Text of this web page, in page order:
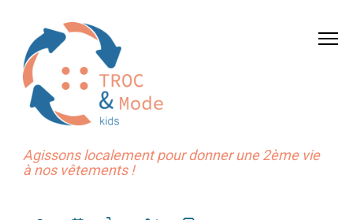
Agissons localement pour donner une 2ème vie
à nos vêtements !